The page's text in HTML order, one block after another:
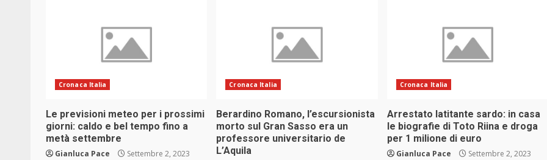
Cronaca Italia
Le previsioni meteo per i prossimi
giorni: caldo e bel tempo fino a
metà settembre
Gianluca Pace Settembre 2, 2023
Cronaca Italia
Berardino Romano, l’escursionista
morto sul Gran Sasso era un
professore universitario de
L’Aquila
Cronaca Italia
Arrestato latitante sardo: in casa
le biografie di Toto Riina e droga
per 1 milione di euro
Gianluca Pace Settembre 2, 2023